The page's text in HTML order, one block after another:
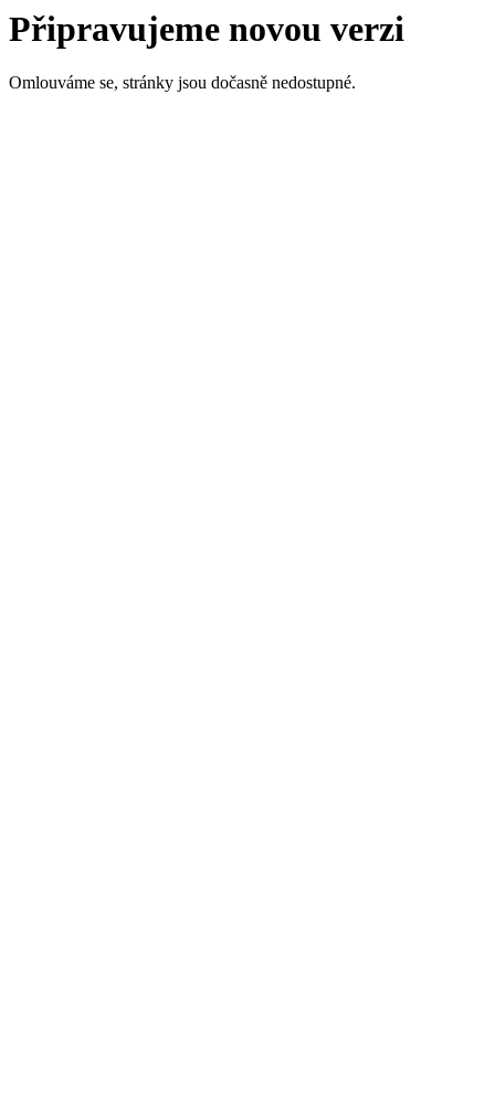
Připravujeme novou verzi
Omlouváme se, stránky jsou dočasně nedostupné.